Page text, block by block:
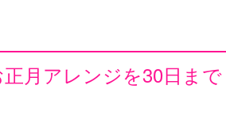
月アレンジを30日まで